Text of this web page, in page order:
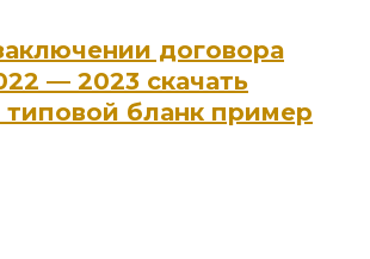
договора
— 2023 скачать
типовой бланк пример